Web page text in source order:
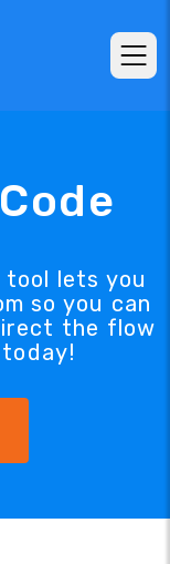
tool lets you
so you can
the flow